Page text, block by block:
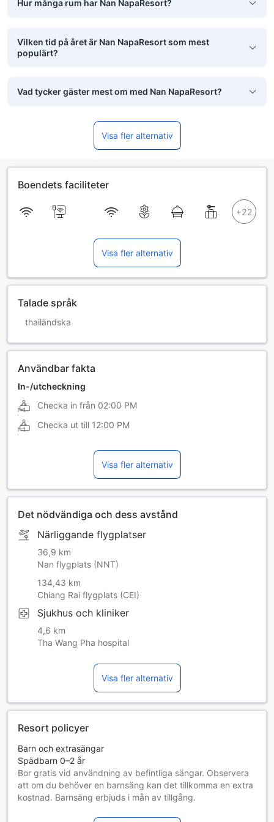
Hur många rum har Nan NapaResort?
Vilken tid på året är Nan NapaResort som mest
populärt?
Vad tycker gäster mest om med Nan NapaResort?
Visa fler alternativ
Boendets faciliteter
Visa fler alternativ
Talade språk
thailändska
Användbar fakta
In-/utcheckning
Checka in från 02:00 PM
Checka ut till 12:00 PM
Visa fler alternativ
Det nödvändiga och dess avstånd
Närliggande flygplatser
36,9 km
Nan flygplats (NNT)
134,43 km
Chiang Rai flygplats (CEI)
Sjukhus och kliniker
4,6 km
Tha Wang Pha hospital
Visa fler alternativ
Resort policyer
Barn och extrasängar
Spädbarn 0–2 år
Bor gratis vid användning av befintliga sängar. Observera
att om du behöver en barnsäng kan det tillkomma en extra
kostnad. Barnsäng erbjuds i mån av tillgång.